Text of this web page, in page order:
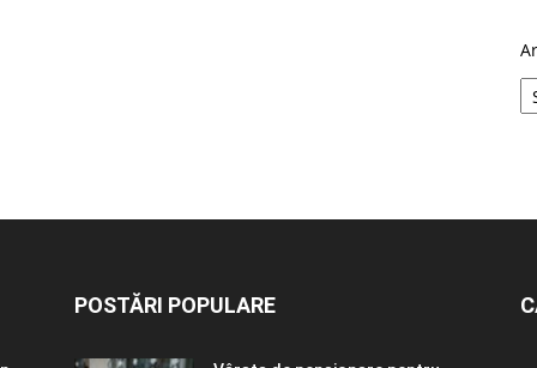
POSTĂRI POPULARE